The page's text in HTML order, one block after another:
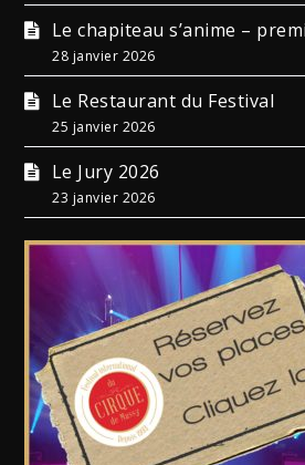
Le chapiteau s’anime –
28 janvier 2026
Le Restaurant du Festival
25 janvier 2026
Le Jury 2026
23 janvier 2026